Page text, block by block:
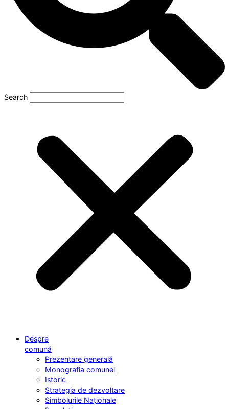
Search
Despre
comună
Prezentare generală
Monografia comunei
Istoric
Strategia de dezvoltare
Simbolurile Naționale